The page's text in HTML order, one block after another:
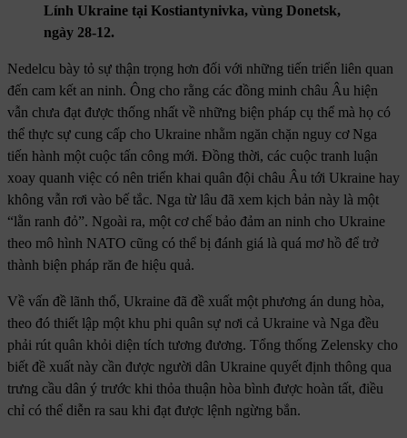
Lính Ukraine tại Kostiantynivka, vùng Donetsk,
ngày 28-12.
Nedelcu bày tỏ sự thận trọng hơn đối với những tiến triển liên quan
đến cam kết an ninh. Ông cho rằng các đồng minh châu Âu hiện
vẫn chưa đạt được thống nhất về những biện pháp cụ thể mà họ có
thể thực sự cung cấp cho Ukraine nhằm ngăn chặn nguy cơ Nga
tiến hành một cuộc tấn công mới. Đồng thời, các cuộc tranh luận
xoay quanh việc có nên triển khai quân đội châu Âu tới Ukraine hay
không vẫn rơi vào bế tắc. Nga từ lâu đã xem kịch bản này là một
“lằn ranh đỏ”. Ngoài ra, một cơ chế bảo đảm an ninh cho Ukraine
theo mô hình NATO cũng có thể bị đánh giá là quá mơ hồ để trở
thành biện pháp răn đe hiệu quả.
Về vấn đề lãnh thổ, Ukraine đã đề xuất một phương án dung hòa,
theo đó thiết lập một khu phi quân sự nơi cả Ukraine và Nga đều
phải rút quân khỏi diện tích tương đương. Tổng thống Zelensky cho
biết đề xuất này cần được người dân Ukraine quyết định thông qua
trưng cầu dân ý trước khi thỏa thuận hòa bình được hoàn tất, điều
chỉ có thể diễn ra sau khi đạt được lệnh ngừng bắn.